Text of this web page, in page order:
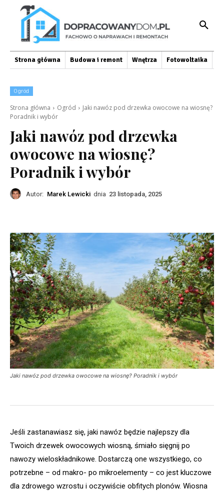
Strona główna Budowa i remont Wnętrza Fotowoltaika
Ogród
Strona główna Ogród
Jaki nawóz pod drzewka owocowe na wiosnę?
Poradnik i wybór
Jaki nawóz pod drzewka
owocowe na wiosnę?
Poradnik i wybór
Autor: Marek Lewicki dnia 23 listopada, 2025
Jaki nawóz pod drzewka owocowe na wiosnę? Poradnik i wybór
Jeśli zastanawiasz się, jaki nawóz będzie najlepszy dla
Twoich drzewek owocowych wiosną, śmiało sięgnij po
nawozy wieloskładnikowe. Dostarczą one wszystkiego, co
potrzebne – od makro- po mikroelementy – co jest kluczowe
dla zdrowego wzrostu i oczywiście obfitych plonów. Wiosna